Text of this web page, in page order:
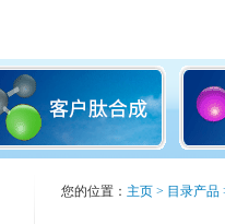
您的位置： 主页> 目录产品